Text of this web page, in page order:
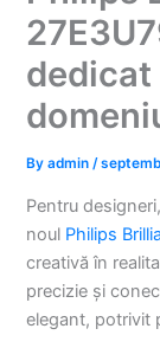
Byadmin/
Pentru
noul Philips
creativă în
precizie și
elegant, potrivit